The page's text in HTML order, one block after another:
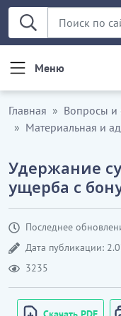
Меню
Главная Вопросы и
Материальная и
Удержание
ущерба с
Последнее
Дата публикации:
3235